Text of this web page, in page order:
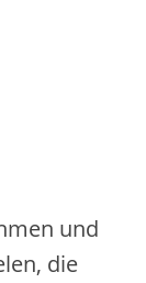
und
die